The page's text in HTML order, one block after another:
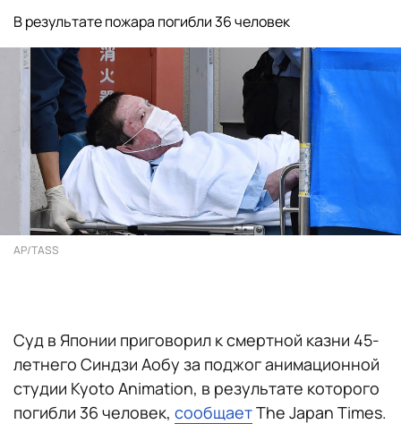
В результате пожара погибли 36 человек
AP/TASS
Суд в Японии приговорил к смертной казни 45-
летнего Синдзи Аобу за поджог анимационной
студии Kyoto Animation, в результате которого
погибли 36 человек, сообщаетThe Japan Times.